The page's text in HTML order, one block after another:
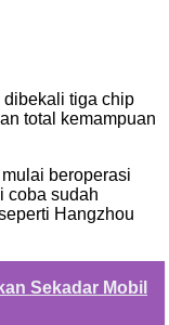
dibekali tiga chip
total kemampuan
beroperasi
coba sudah
Hangzhou
Sekadar Mobil